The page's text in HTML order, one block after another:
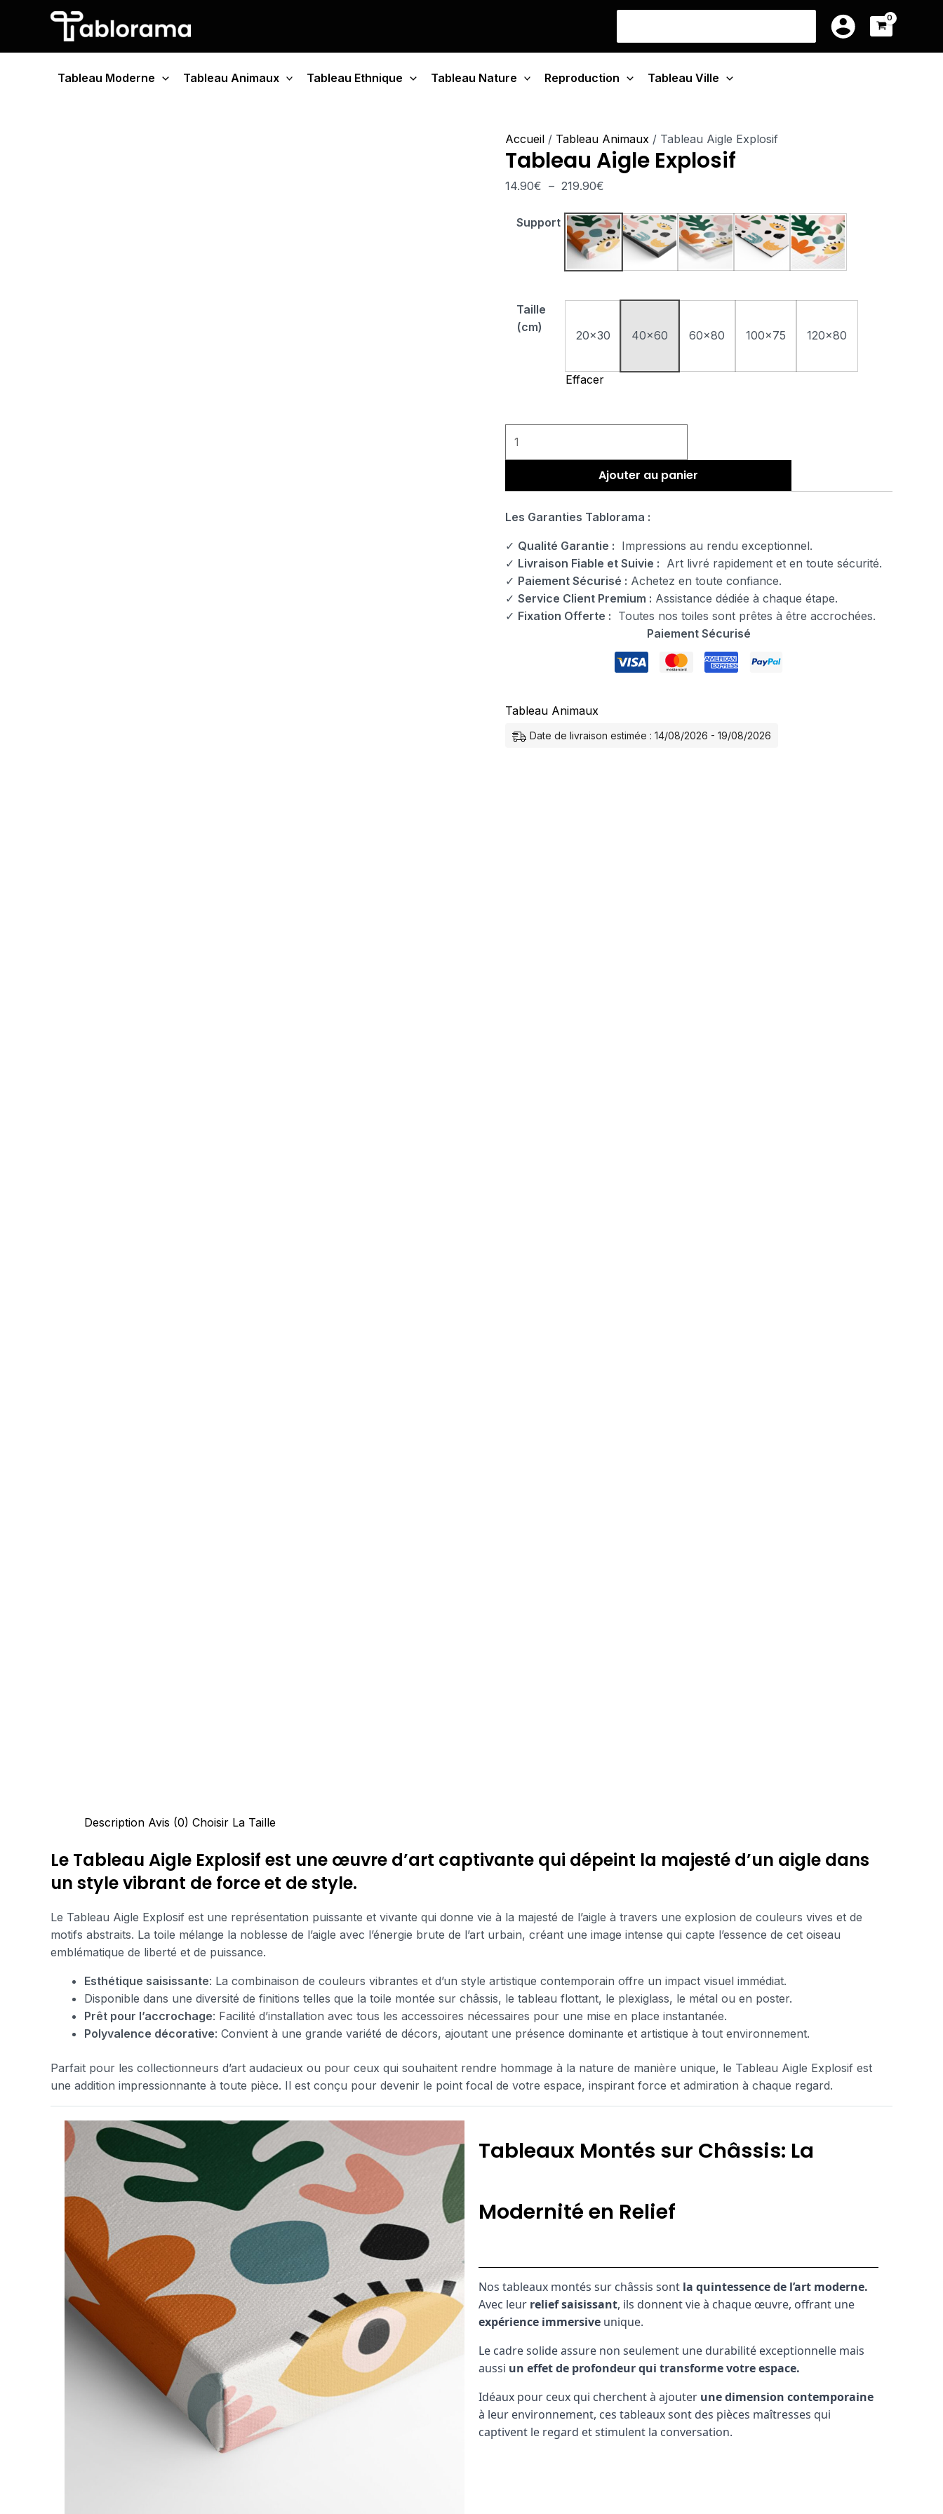
Tableau Moderne Tableau Animaux Tableau Ethnique Tableau Nature Reproduction Tableau Ville
Accueil / Tableau Animaux / Tableau Aigle Explosif
Tableau Aigle Explosif
14.90€ – 219.90€
Plage
prix :
à
Support
Tableau Monté Sur Châssis
Tableau Cadre Flottant
Tableau PlexiglasTableau AluminiumPoster sur Papier
Taille
(cm)
20x30 40x60 60x80 100x75 120x80
Effacer
Explosif
Ajouter au panier
Les Garanties Tablorama :
✓ Qualité Garantie : Impressions au rendu exceptionnel.
✓ Livraison Fiable et Suivie : Art livré rapidement et en toute sécurité.
✓ Paiement Sécurisé : Achetez en toute confiance.
✓ Service Client Premium : Assistance dédiée à chaque étape.
✓ Fixation Offerte : Toutes nos toiles sont prêtes à être accrochées.
Paiement Sécurisé
Tableau Animaux
Date de livraison estimée : 14/08/2026 - 19/08/2026
Description Avis (0) Choisir La Taille
Le Tableau Aigle Explosif est une œuvre d’art captivante qui dépeint la majesté d’un aigle dans
un style vibrant de force et de style.
Le Tableau Aigle Explosif est une représentation puissante et vivante qui donne vie à la majesté de l’aigle à travers une explosion de couleurs vives et de
motifs abstraits. La toile mélange la noblesse de l’aigle avec l’énergie brute de l’art urbain, créant une image intense qui capte l’essence de cet oiseau
emblématique de liberté et de puissance.
Esthétique saisissante: La combinaison de couleurs vibrantes et d’un style artistique contemporain offre un impact visuel immédiat.
Disponible dans une diversité de finitions telles que la toile montée sur châssis, le tableau flottant, le plexiglass, le métal ou en poster.
Prêt pour l’accrochage: Facilité d’installation avec tous les accessoires nécessaires pour une mise en place instantanée.
Polyvalence décorative: Convient à une grande variété de décors, ajoutant une présence dominante et artistique à tout environnement.
Parfait pour les collectionneurs d’art audacieux ou pour ceux qui souhaitent rendre hommage à la nature de manière unique, le Tableau Aigle Explosif est
une addition impressionnante à toute pièce. Il est conçu pour devenir le point focal de votre espace, inspirant force et admiration à chaque regard.
Tableaux Montés sur Châssis: La
Modernité en Relief
Nos tableaux montés sur châssis sont la quintessence de l’art moderne.
Avec leur relief saisissant, ils donnent vie à chaque œuvre, offrant une
expérience immersive unique.
Le cadre solide assure non seulement une durabilité exceptionnelle mais
aussi un effet de profondeur qui transforme votre espace.
Idéaux pour ceux qui cherchent à ajouter une dimension contemporaine
à leur environnement, ces tableaux sont des pièces maîtresses qui
captivent le regard et stimulent la conversation.
14.90€
219.90€